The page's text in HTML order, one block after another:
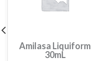
Amilasa Liquiform
30mL